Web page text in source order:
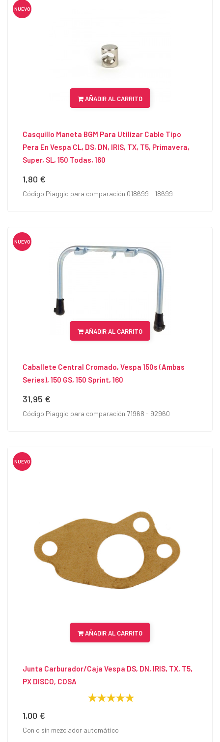
NUEVO
AÑADIR AL CARRITO
Casquillo Maneta BGM Para Utilizar Cable Tipo
Pera En Vespa CL, DS, DN, IRIS, TX, T5, Primavera,
Super, SL, 150 Todas, 160
Precio
1,80 €
Código Piaggio para comparación 018699 - 18699
NUEVO
AÑADIR AL CARRITO
Caballete Central Cromado, Vespa 150s (ambas
Series), 150 GS, 150 Sprint, 160
Precio
31,95 €
Código Piaggio para comparación 71968 - 92960
NUEVO
AÑADIR AL CARRITO
Junta Carburador/Caja Vespa DS, DN, IRIS, TX, T5,
PX DISCO, COSA
Precio
1,00 €
Con o sin mezclador automático